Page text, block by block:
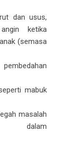
dan usus,
ketika
(semasa
mabuk
masalah
dalam